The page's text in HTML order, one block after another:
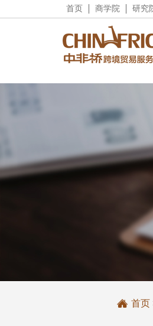
首页 商学院 研究
 首页